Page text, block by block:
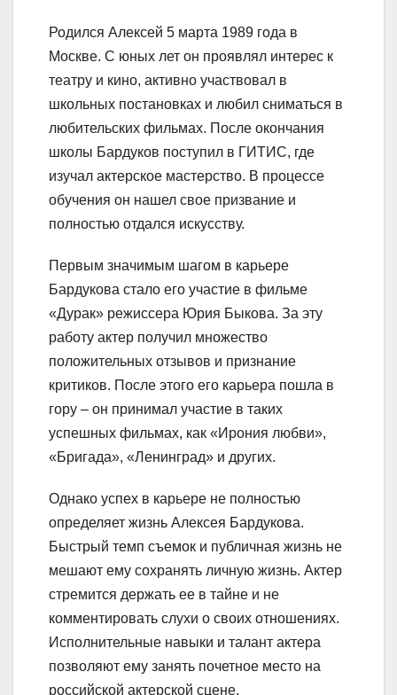
Родился Алексей 5 марта 1989 года в
Москве. С юных лет он проявлял интерес к
театру и кино, активно участвовал в
школьных постановках и любил сниматься в
любительских фильмах. После окончания
школы Бардуков поступил в ГИТИС, где
изучал актерское мастерство. В процессе
обучения он нашел свое призвание и
полностью отдался искусству.
Первым значимым шагом в карьере
Бардукова стало его участие в фильме
«Дурак» режиссера Юрия Быкова. За эту
работу актер получил множество
положительных отзывов и признание
критиков. После этого его карьера пошла в
гору – он принимал участие в таких
успешных фильмах, как «Ирония любви»,
«Бригада», «Ленинград» и других.
Однако успех в карьере не полностью
определяет жизнь Алексея Бардукова.
Быстрый темп съемок и публичная жизнь не
мешают ему сохранять личную жизнь. Актер
стремится держать ее в тайне и не
комментировать слухи о своих отношениях.
Исполнительные навыки и талант актера
позволяют ему занять почетное место на
российской актерской сцене.